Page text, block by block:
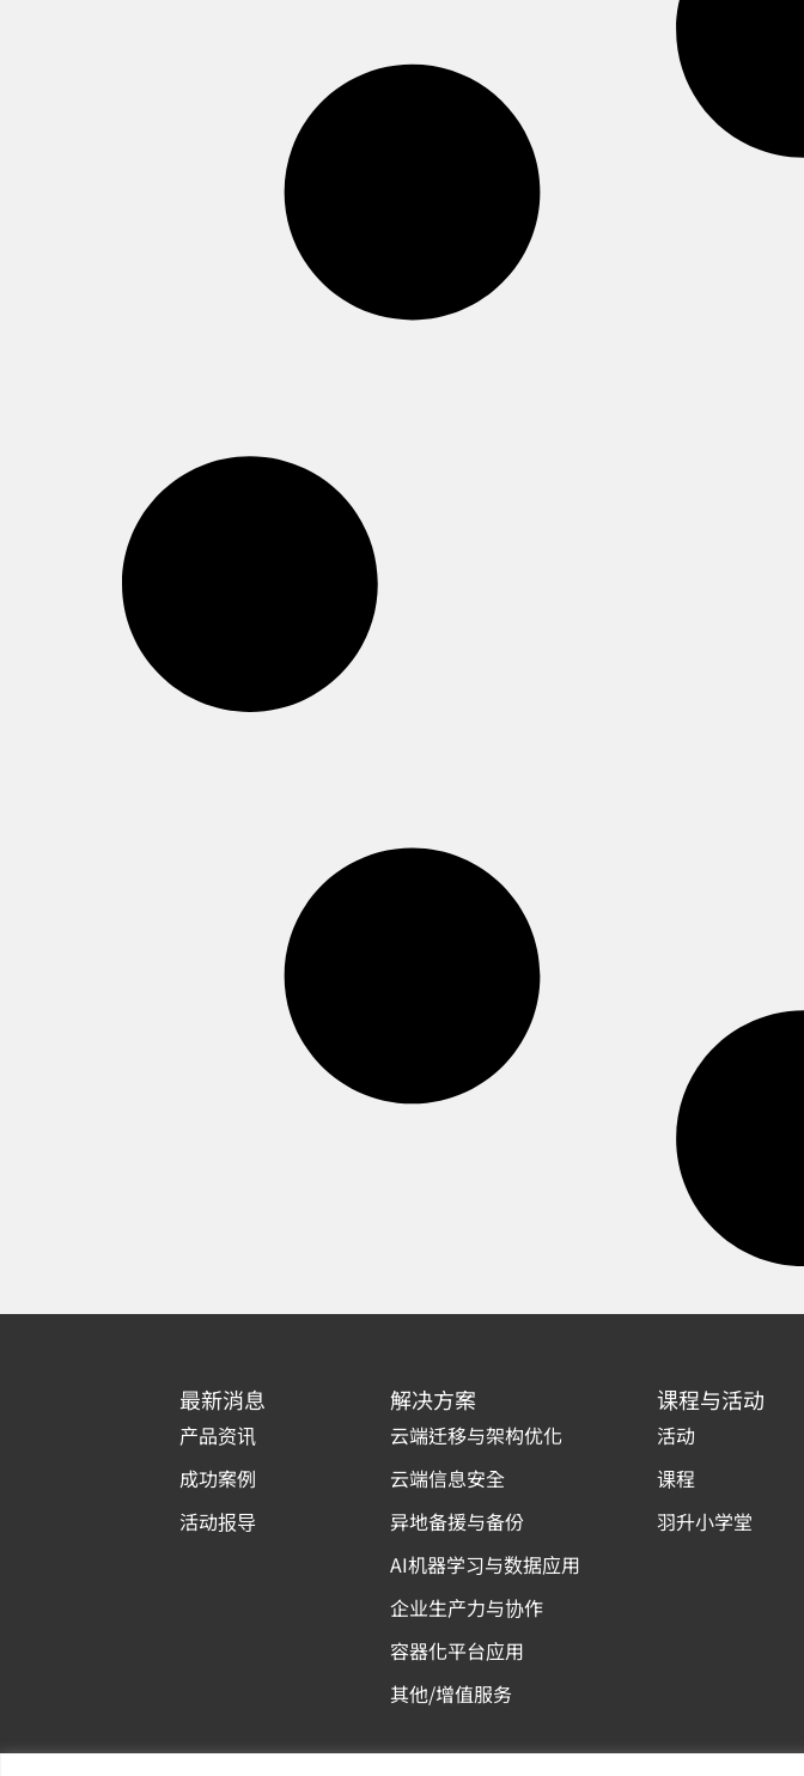
最新消息
产品资讯
成功案例
活动报导
解决方案
云端迁移与架构优化
云端信息安全
异地备援与备份
AI机器学习与数据应用
企业生产力与协作
容器化平台应用
其他/增值服务
课程与活动
活动
课程
羽升小学堂